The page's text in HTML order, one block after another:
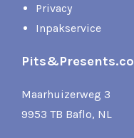
Privacy
Inpakservice
Maarhuizerweg 3
9953 TB Baflo, NL